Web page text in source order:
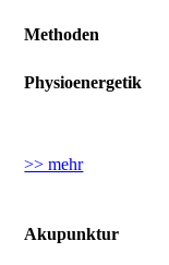
Methoden
Physioenergetik
>> mehr
Akupunktur